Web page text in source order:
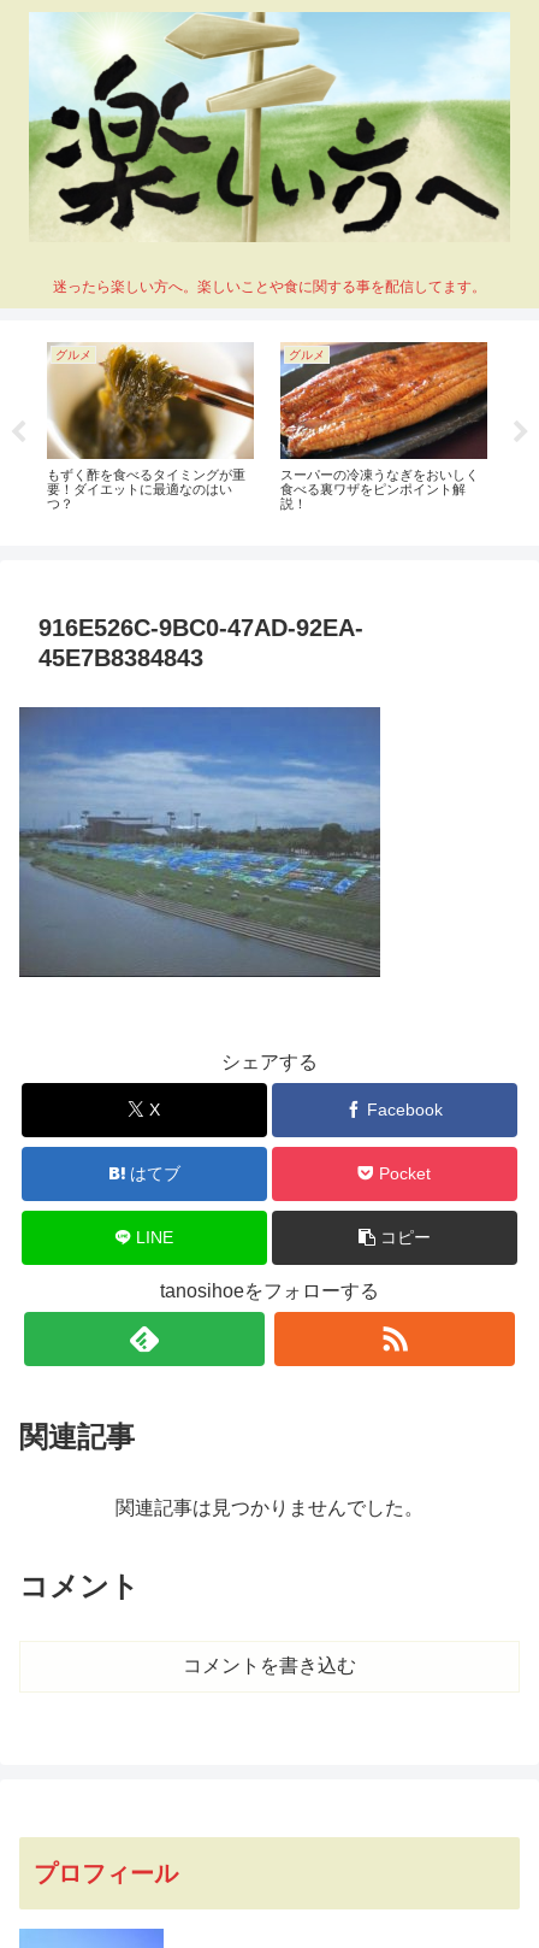
迷ったら楽しい方へ。楽しいことや食に関する事を配信してます。
グルメ
もずく酢を食べるタイミングが重
要！ダイエットに最適なのはい
つ？
グルメ
スーパーの冷凍うなぎをおいしく
食べる裏ワザをピンポイント解
説！
916E526C-9BC0-47AD-92EA-
45E7B8384843
シェアする
X Facebook
はてブ Pocket
LINE コピー
tanosihoeをフォローする
関連記事
関連記事は見つかりませんでした。
コメント
コメントを書き込む
プロフィール